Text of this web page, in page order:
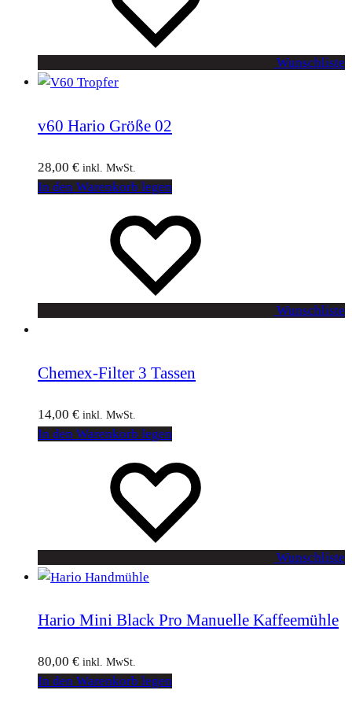
Wunschliste
v60 Hario Größe 02
28,00 € inkl. MwSt.
In den Warenkorb legen
Wunschliste
Chemex-Filter 3 Tassen
14,00 € inkl. MwSt.
In den Warenkorb legen
Wunschliste
Hario Mini Black Pro Manuelle Kaffeemühle
80,00 € inkl. MwSt.
In den Warenkorb legen